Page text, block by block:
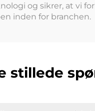
og sikrer, at vi
inden for branchen.
stillede